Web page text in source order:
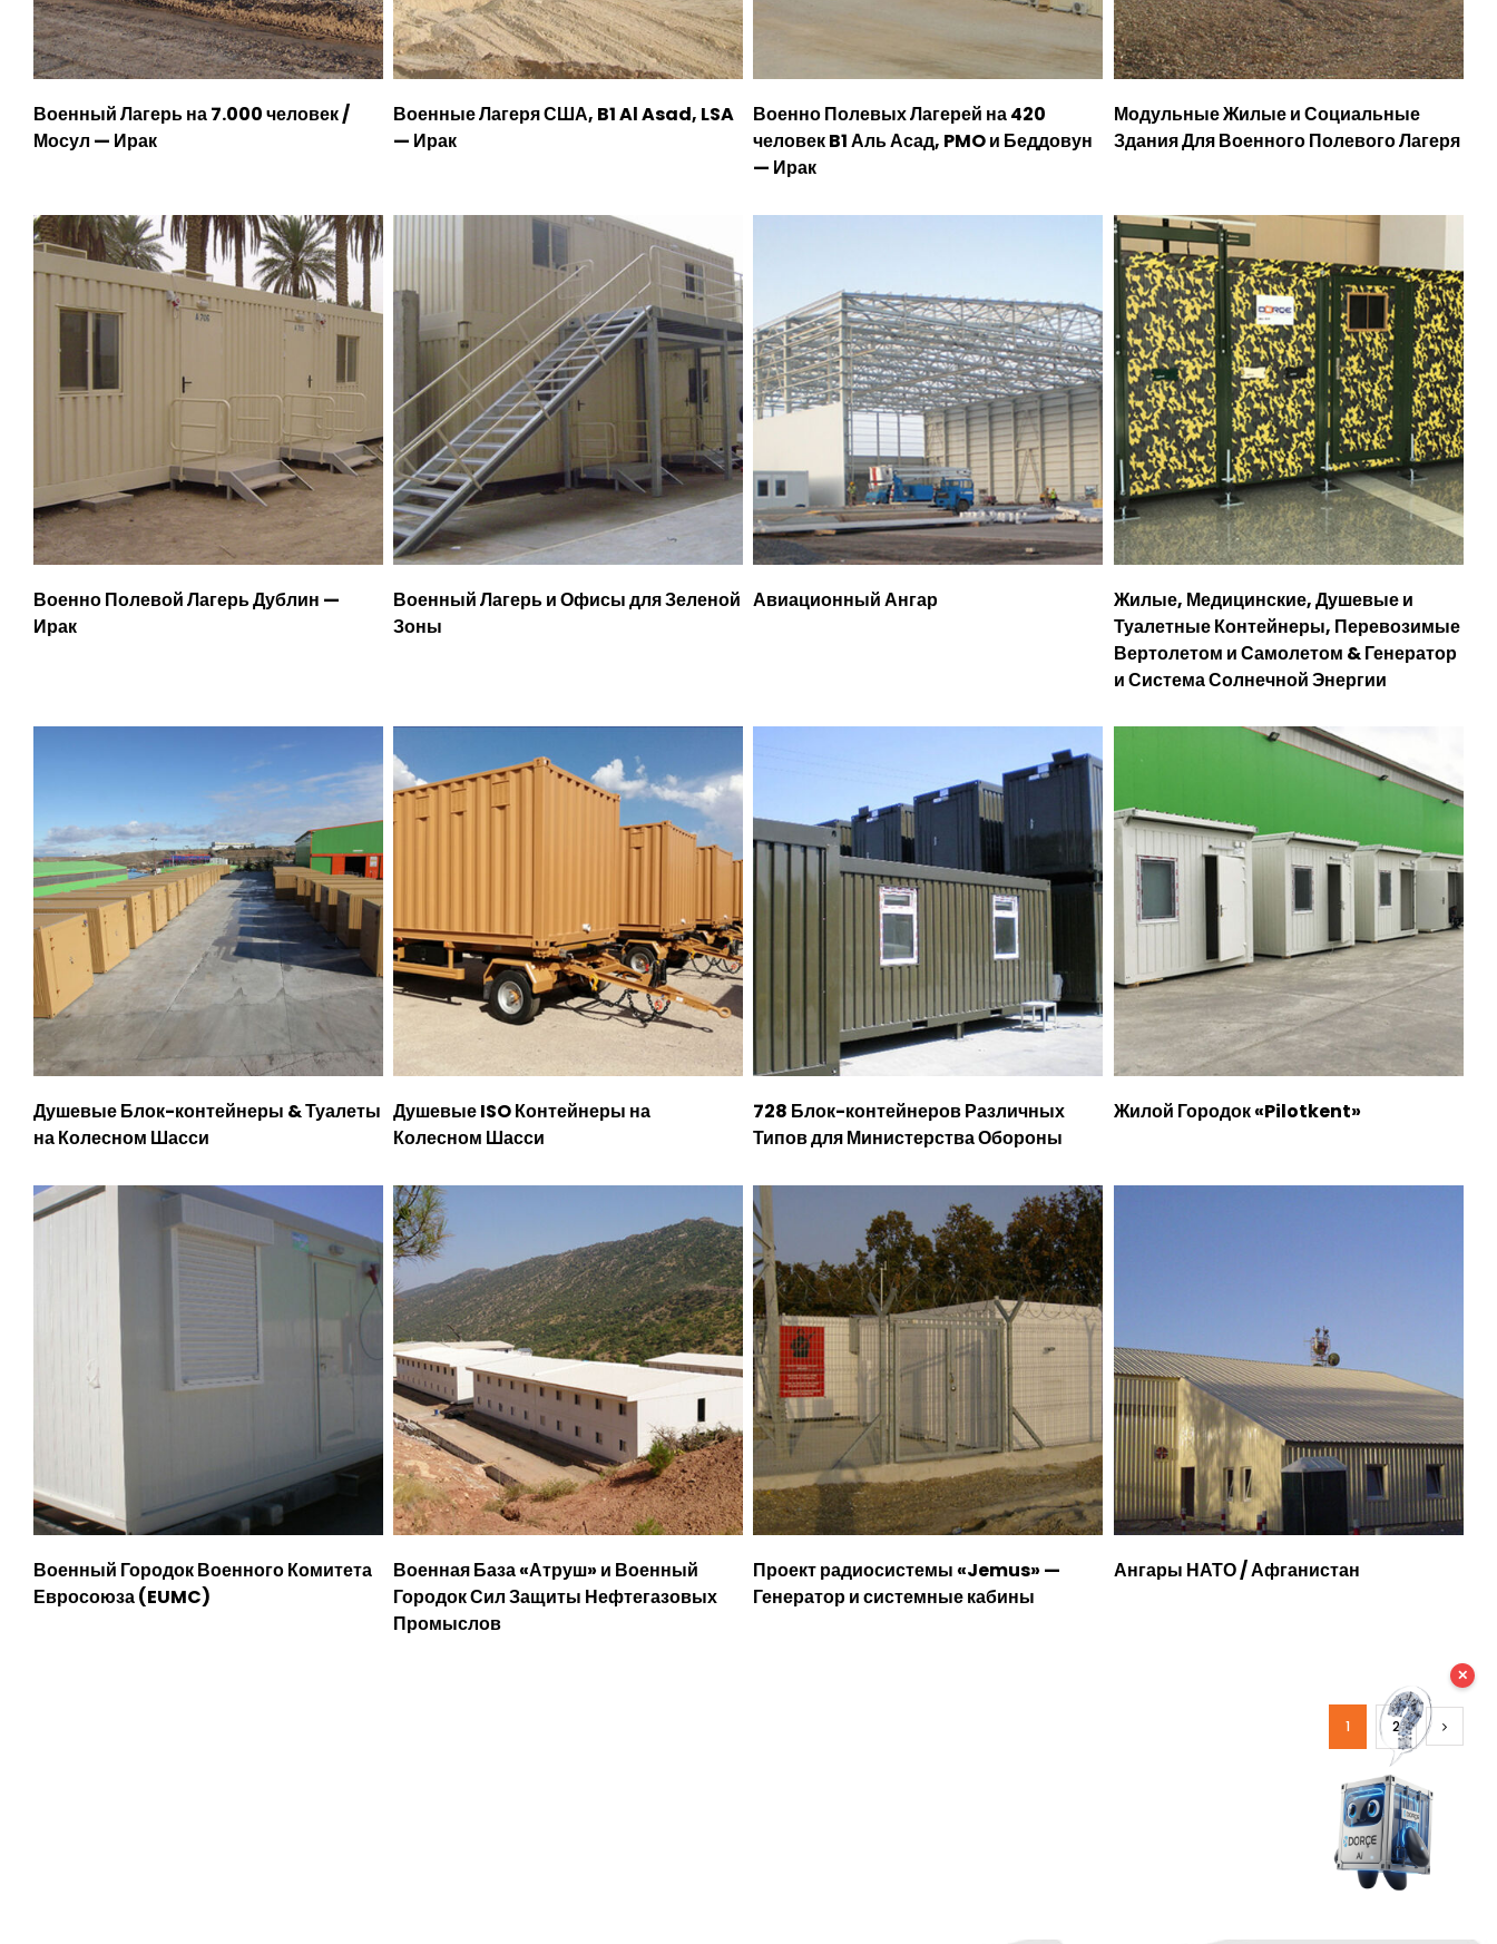
Военный Лагерь на 7.000 человек /
Мосул — Ирак
Военные Лагеря США, B1 Al Asad, LSA
— Ирак
Военно Полевых Лагерей на 420
человек B1 Аль Асад, PMO и Беддовун
— Ирак
Модульные Жилые и Социальные
Здания Для Военного Полевого Лагеря
Военно Полевой Лагерь Дублин —
Ирак
Военный Лагерь и Офисы для Зеленой
Зоны
Авиационный Ангар
Жилые, Медицинские, Душевые и
Туалетные Контейнеры, Перевозимые
Вертолетом и Самолетом & Генератор
и Система Солнечной Энергии
Душевые Блок-контейнеры & Туалеты
на Колесном Шасси
Душевые ISO Контейнеры на
Колесном Шасси
728 Блок-контейнеров Различных
Типов для Министерства Обороны
Жилой Городок «Pilotkent»
Военный Городок Военного Комитета
Евросоюза (EUMC)
Военная База «Атруш» и Военный
Городок Сил Защиты Нефтегазовых
Промыслов
Проект радиосистемы «Jemus» —
Генератор и системные кабины
Ангары НАТО / Афганистан
1 2
✕